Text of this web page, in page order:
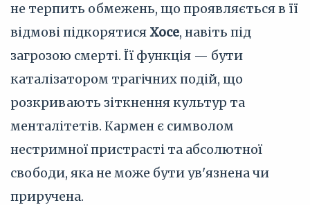
не терпить обмежень, що проявляється в її
відмові підкорятисяХосе, навіть під
загрозою смерті. Її функція — бути
каталізатором трагічних подій, що
розкривають зіткнення культур та
менталітетів. Кармен є символом
нестримної пристрасті та абсолютної
свободи, яка не може бути ув'язнена чи
приручена.